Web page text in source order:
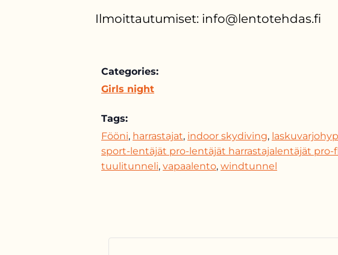
Ilmoittautumiset: info@lentotehdas.fi
Categories:
Girls night
Tags:
Fööni, harrastajat, indoor skydiving,
sport-lentäjät pro-lentäjät harrastajalentäjät pro-
tuulitunneli, vapaalento, windtunnel